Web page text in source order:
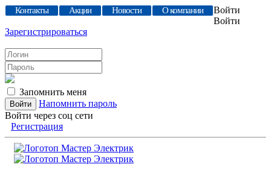
Контакты Акции Новости О компании
Войти
Войти
Зарегистрироваться
Запомнить меня
Напомнить пароль
Войти через соц сети
Регистрация